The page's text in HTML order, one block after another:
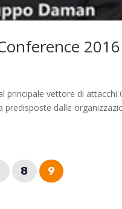
2016
principale vettore di attacchi
dalle
8 9